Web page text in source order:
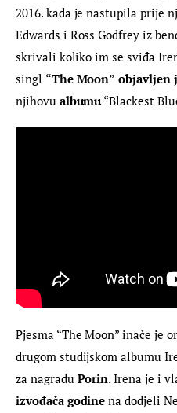
2016. kada je nastupila prije
Edwards i Ross Godfrey iz
skrivali koliko im se sviđa
singl “The Moon” objavljen
njihovu albumu “Blackest
Pjesma “The Moon” inače je
drugom studijskom albumu
za nagradu Porin. Irena je i
izvođača godine na dodjeli